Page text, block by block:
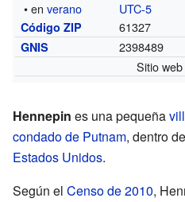
• enverano UTC-5
Código ZIP 61327
GNIS
2398489
Sitio
Hennepin es una pequeña
condado de Putnam, dentro
Estados Unidos.
Según el Censo de 2010,